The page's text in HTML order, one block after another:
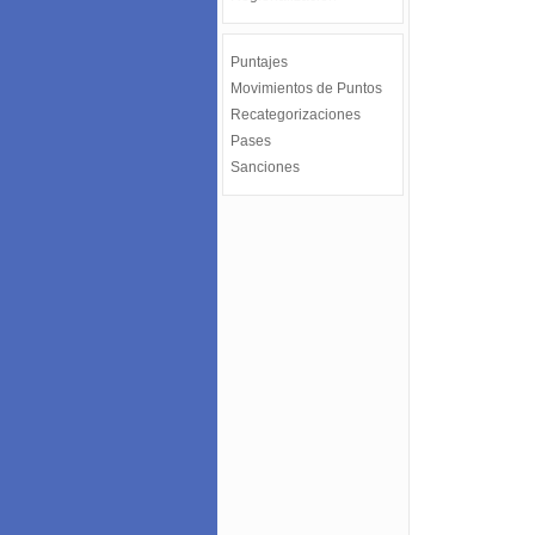
Puntajes
Movimientos de Puntos
Recategorizaciones
Pases
Sanciones